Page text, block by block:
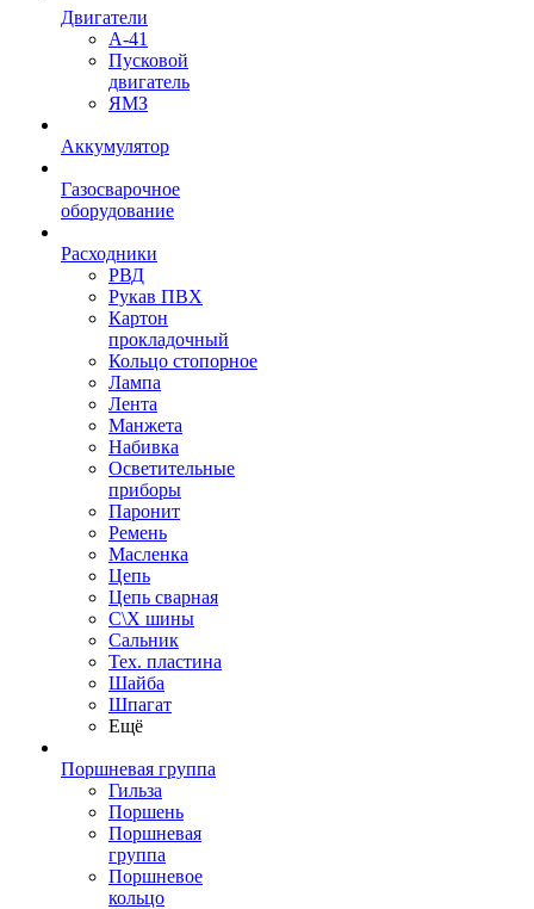
Двигатели
А-41
Пусковой
двигатель
ЯМЗ
Аккумулятор
Газосварочное
оборудование
Расходники
РВД
Рукав ПВХ
Картон
прокладочный
Кольцо стопорное
Лампа
Лента
Манжета
Набивка
Осветительные
приборы
Паронит
Ремень
Масленка
Цепь
Цепь сварная
С\Х шины
Сальник
Тех. пластина
Шайба
Шпагат
Ещё
Поршневая группа
Гильза
Поршень
Поршневая
группа
Поршневое
кольцо